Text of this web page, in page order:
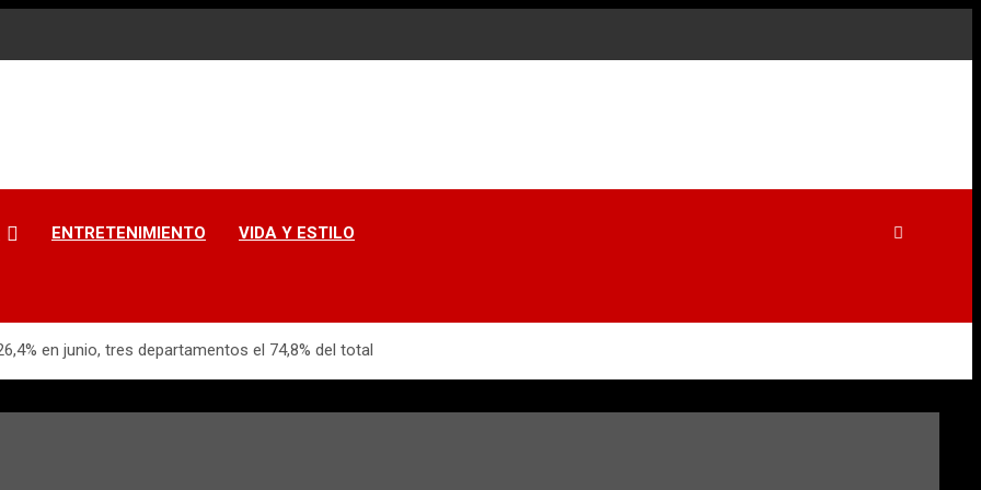
ENTRETENIMIENTO VIDA Y ESTILO
en junio, tres departamentos el 74,8% del total